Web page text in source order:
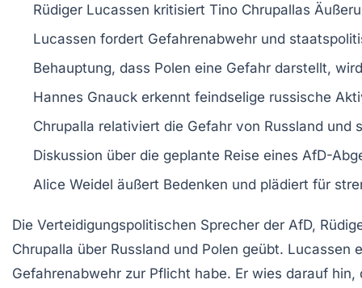
Rüdiger Lucassen kritisiert Tino Chrupallas
Lucassen fordert Gefahrenabwehr und
Behauptung, dass Polen eine Gefahr darstellt,
Hannes Gnauck erkennt feindselige russische
Chrupalla relativiert die Gefahr von Russland und
Diskussion über die geplante Reise eines AfD-
Alice Weidel äußert Bedenken und plädiert für
Die Verteidigungspolitischen Sprecher der AfD,
Chrupalla über Russland und Polen geübt. Lucassen
Gefahrenabwehr zur Pflicht habe. Er wies darauf